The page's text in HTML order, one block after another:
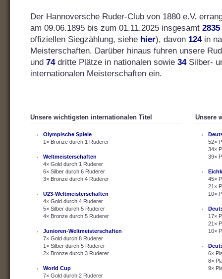
Der Hannoversche Ruder-Club von 1880 e.V.
am 09.06.1895 bis zum 01.11.2025 insgesamt 2835
offiziellen Siegzählung, siehe hier), davon 124in
Meisterschaften. Darüber hinaus fuhren unsere
und 74dritte Plätze in nationalen sowie 34Silber-
internationalen Meisterschaften ein.
Unsere wichtigsten internationalen Titel
Olympische Spiele
1× Bronze durch 1 Ruderer
Weltmeisterschaften
4× Gold durch 1 Ruderer
6× Silber durch 6 Ruderer
3× Bronze durch 4 Ruderer
U23-Weltmeisterschaften
4× Gold durch 4 Ruderer
5× Silber durch 5 Ruderer
4× Bronze durch 5 Ruderer
Junioren-Weltmeisterschaften
7× Gold durch 8 Ruderer
1× Silber durch 5 Ruderer
2× Bronze durch 3 Ruderer
World Cup
7× Gold durch 2 Ruderer
Unsere
52×
34×
39×
45×
21×
10×
17×
21×
10×
6×
8×
9×